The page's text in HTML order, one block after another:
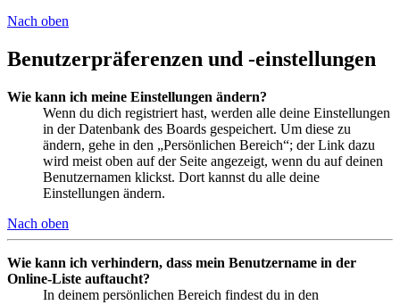
Nach oben
Benutzerpräferenzen und -einstellungen
Wie kann ich meine Einstellungen ändern?
Wenn du dich registriert hast, werden alle deine Einstellungen
in der Datenbank des Boards gespeichert. Um diese zu
ändern, gehe in den „Persönlichen Bereich“; der Link dazu
wird meist oben auf der Seite angezeigt, wenn du auf deinen
Benutzernamen klickst. Dort kannst du alle deine
Einstellungen ändern.
Nach oben
Wie kann ich verhindern, dass mein Benutzername in der
Online-Liste auftaucht?
In deinem persönlichen Bereich findest du in den